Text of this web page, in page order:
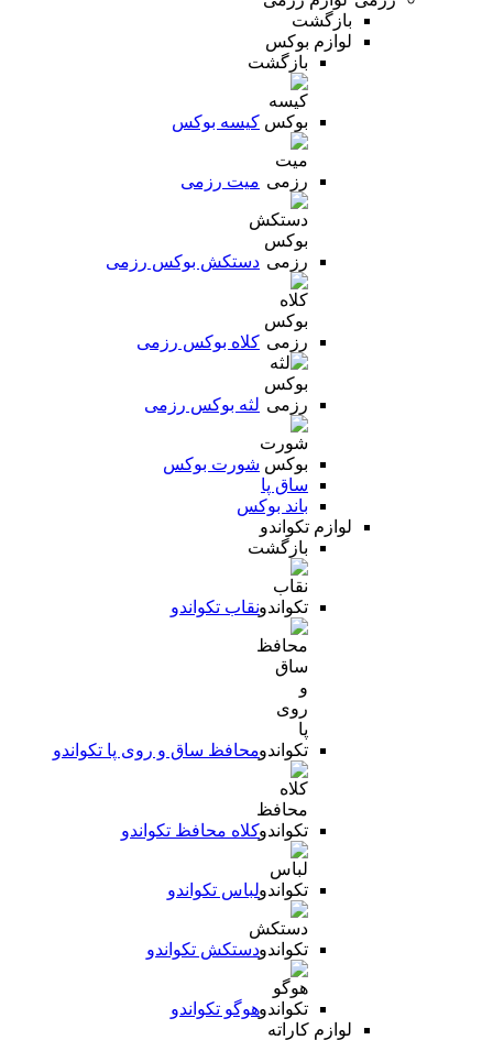
بازگشت
لوازم بوکس
بازگشت
کیسه بوکس
میت رزمی
دستکش بوکس رزمی
کلاه بوکس رزمی
لثه بوکس رزمی
شورت بوکس
ساق پا
باند بوکس
لوازم تکواندو
بازگشت
نقاب تکواندو
محافظ ساق و روی پا تکواندو
کلاه محافظ تکواندو
لباس تکواندو
دستکش تکواندو
هوگو تکواندو
لوازم کاراته